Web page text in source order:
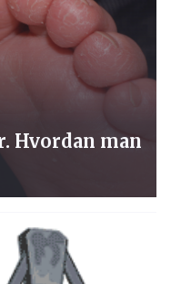
Hvordan man